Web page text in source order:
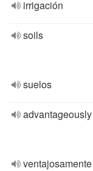
irrigación
soils
suelos
advantageously
ventajosamente